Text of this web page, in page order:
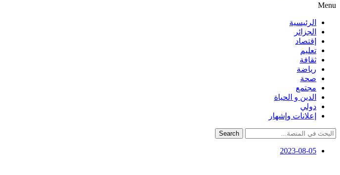
Menu
الرئيسية
الجزائر
إقتصاد
تعليم
ثقافة
رياضة
صحة
مجتمع
الدين و الحياة
دولي
إعلانات وإشهار
Search
2023-08-05